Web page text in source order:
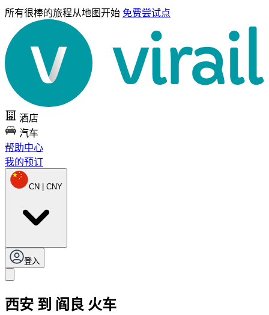
所有很棒的旅程从地图开始 免费尝试点
酒店
汽车
帮助中心
我的预订
CN | CNY
登入
西安 到 阎良 火车